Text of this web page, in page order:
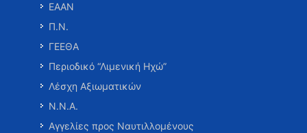
ΕΑΑΝ
Π.Ν.
ΓΕΕΘΑ
Περιοδικό “Λιμενική Ηχώ”
Λέσχη Αξιωματικών
Ν.Ν.Α.
Αγγελίες προς Ναυτιλλομένους